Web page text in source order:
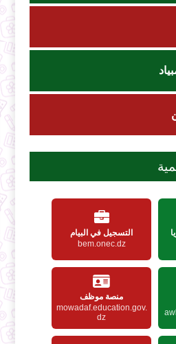
التسجيل في البيام
bem.onec.dz
منصة موظف
mowadaf.education.gov.
dz